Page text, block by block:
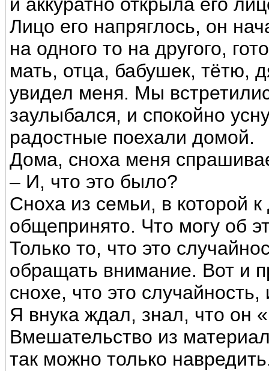
и аккуратно открыла его
Лицо его напряглось, он
на одного то на другого,
мать, отца, бабушек, тётю,
увидел меня. Мы
заулыбался, и спокойно
радостные поехали домой.
Дома, сноха меня
– И, что это было?
Сноха из семьи, в которой к
общепринято. Что могу об
Только то, что это
обращать внимание. Вот и
снохе, что это
Я внука ждал, знал, что он
Вмешательство из
так можно только